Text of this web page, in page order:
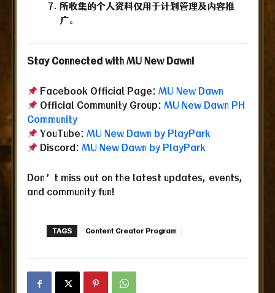
所收集的个人资料仅用于计划管理及内容推
广。
Stay Connected with MU New Dawn!
Facebook Official Page:MU New Dawn
Official Community Group:MU New Dawn PH
Community
YouTube:MU New Dawn by PlayPark
Discord:MU New Dawn by PlayPark
Don’t miss out on the latest updates, events,
and community fun!
TAGS Content Creator Program